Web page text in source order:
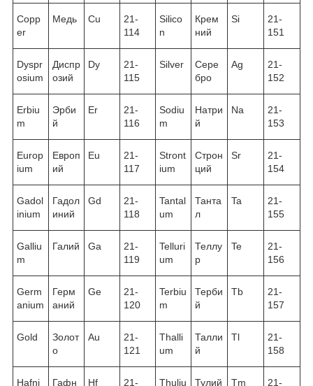
Copp
er
Медь Cu
21-
114
Silico
n
Крем
ний
Si
21-
151
Dyspr
osium
Диспр
озий
Dy
21-
115
Silver
Сере
бро
Ag
21-
152
Erbiu
m
Эрби
й
Er
21-
116
Sodiu
m
Натри
й
Na
21-
153
Europ
ium
Европ
ий
Eu
21-
117
Stront
ium
Строн
ций
Sr
21-
154
Gadol
inium
Гадол
иний
Gd
21-
118
Tantal
um
Танта
л
Ta
21-
155
Galliu
m
Галий Ga
21-
119
Telluri
um
Теллу
р
Te
21-
156
Germ
anium
Герм
аний
Ge
21-
120
Terbiu
m
Терби
й
Tb
21-
157
Gold
Золот
о
Au
21-
121
Thalli
um
Талли
й
Tl
21-
158
Hafni
Гафн
Hf
21-
Thuliu
Тулий Tm
21-